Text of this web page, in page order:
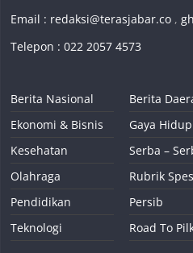
Email : redaksi@terasjabar.co ,
Telepon : 022 2057 4573
Berita Nasional
Ekonomi & Bisnis
Kesehatan
Olahraga
Pendidikan
Teknologi
Berita
Gaya Hidup
Serba –
Rubrik
Persib
Road To